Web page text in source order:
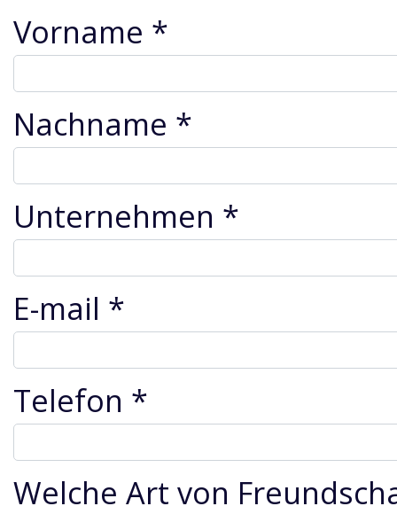
Vorname *
Nachname *
Unternehmen *
E-mail *
Telefon *
Welche Art von